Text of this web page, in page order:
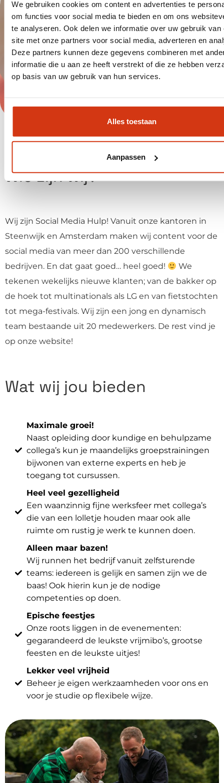
We gebruiken cookies om content en advertenties te
om functies voor social media te bieden en om ons
te analyseren. Ook delen we informatie over uw gebruik van
site met onze partners voor social media, adverteren en
Deze partners kunnen deze gegevens combineren met
informatie die u aan ze heeft verstrekt of die ze hebben
op basis van uw gebruik van hun services.
Alles toestaan
Aanpassen
Wie zijn wij?
Wij zijn Social Media Hulp! Vanuit onze kantoren in
Steenwijk en Amsterdam maken wij content voor de
social media van meer dan 200 verschillende
bedrijven. En dat gaat goed… heel goed!
We
tekenen wekelijks nieuwe klanten; van de bakker op
de hoek tot multinationals als LG en van fietstochten
tot mega-festivals. Wij zijn een jong en dynamisch
team bestaande uit 20 medewerkers. De rest vind je
op onze website!
Wat wij jou bieden
Maximale groei!
Naast opleiding door kundige en behulpzame
collega’s kun je maandelijks groepstrainingen
bijwonen van externe experts en heb je
toegang tot cursussen.
Heel veel gezelligheid
Een waanzinnig fijne werksfeer met collega’s
die van een lolletje houden maar ook alle
ruimte om rustig je werk te kunnen doen.
Alleen maar bazen!
Wij runnen het bedrijf vanuit zelfsturende
teams: iedereen is gelijk en samen zijn we de
baas! Ook hierin kun je de nodige
competenties op doen.
Epische feestjes
Onze roots liggen in de evenementen:
gegarandeerd de leukste vrijmibo’s, grootse
feesten en de leukste uitjes!
Lekker veel vrijheid
Beheer je eigen werkzaamheden voor ons en
voor je studie op flexibele wijze.